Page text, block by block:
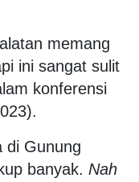
memang
ini sangat sulit
konferensi
di Gunung
banyak. Nah